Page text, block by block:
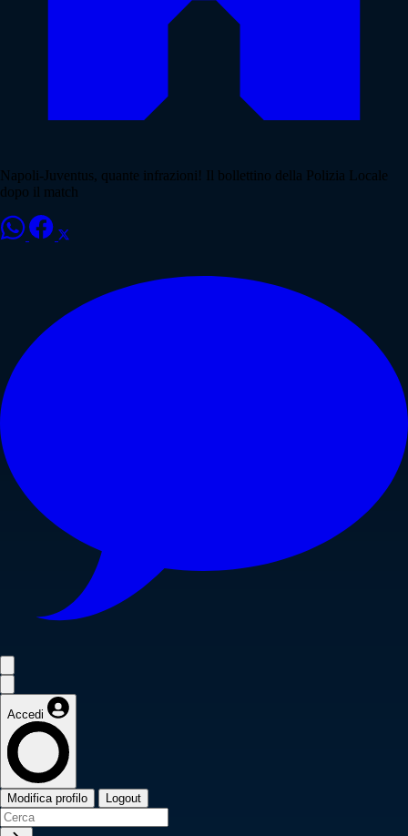
Napoli-Juventus, quante infrazioni! Il bollettino della Polizia Locale
dopo il match
Accedi
Modifica profilo Logout